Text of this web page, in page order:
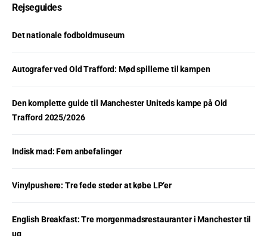
Rejseguides
Det nationale fodboldmuseum
Autografer ved Old Trafford: Mød spillerne til kampen
Den komplette guide til Manchester Uniteds kampe på Old
Trafford 2025/2026
Indisk mad: Fem anbefalinger
Vinylpushere: Tre fede steder at købe LP’er
English Breakfast: Tre morgenmadsrestauranter i Manchester til
ug